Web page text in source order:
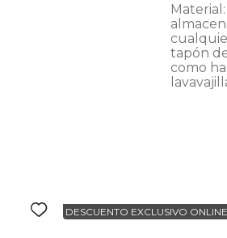
tapón
como
DESCUENTO EXCLUSIVO ONLINE